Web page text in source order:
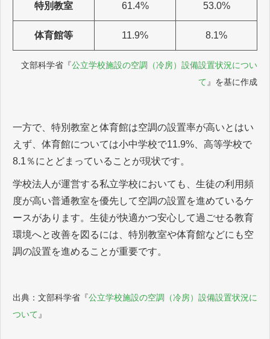
特別教室 61.4% 53.0%
体育館等 11.9% 8.1%
文部科学省『公立学校施設の空調（冷房）設備設置状況につい
て 』を基に作成
一方で、特別教室と体育館は空調の設置率が高いとはい
えず、体育館については小中学校で11.9%、高等学校で
8.1％にとどまっていることが現状です。
学校法人が運営する私立学校においても、生徒の利用頻
度が高い普通教室を優先して空調の設置を進めているケ
ースがあります。生徒が快適かつ安心して過ごせる教育
環境へと改善を図るには、特別教室や体育館などにも空
調の設置を進めることが重要です。
出典：文部科学省『公立学校施設の空調（冷房）設備設置状況に
ついて 』